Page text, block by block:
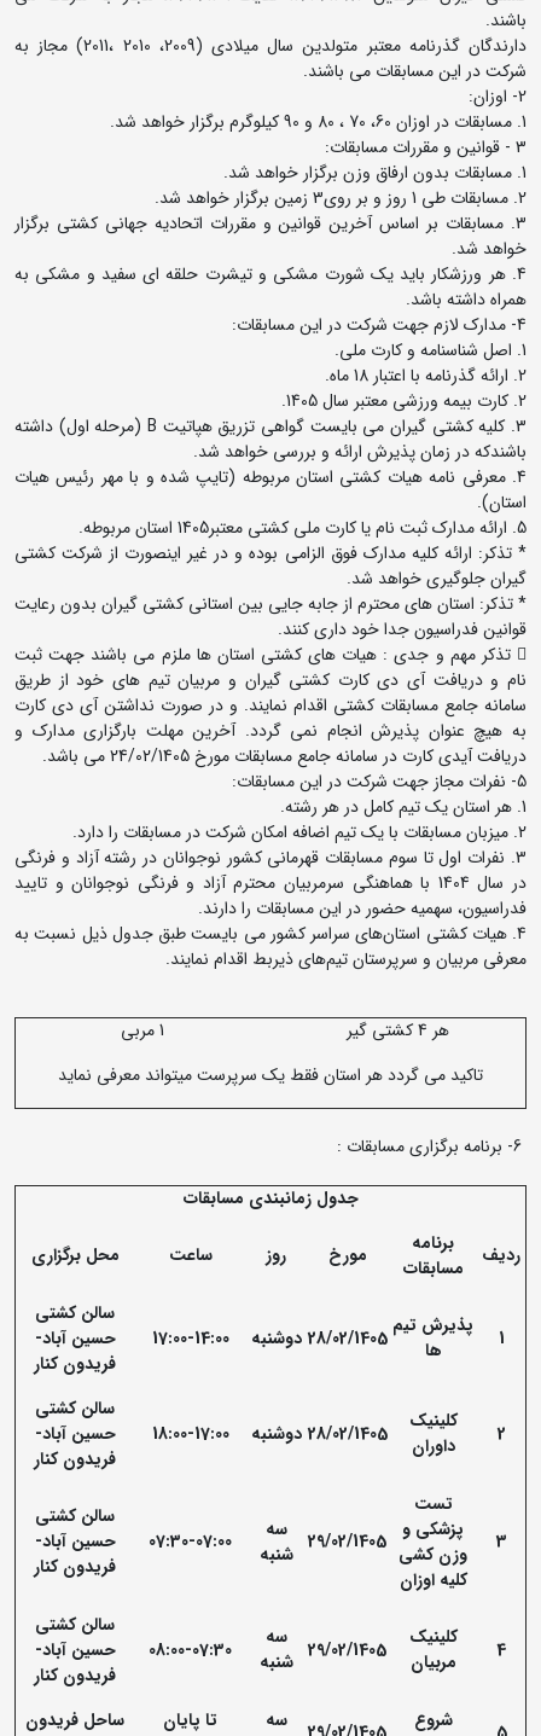
باشند.
دارندگان گذرنامه معتبر متولدین سال میلادی (2009، 2010 ،2011) مجاز به
شرکت در این مسابقات می باشند.
2- اوزان:
1. مسابقات در اوزان 60، 70 ، 80 و 90 کیلوگرم برگزار خواهد شد.
3 - قوانین و مقررات مسابقات:
1. مسابقات بدون ارفاق وزن برگزار خواهد شد.
2. مسابقات طی 1 روز و بر روی3 زمین برگزار خواهد شد.
3. مسابقات بر اساس آخرین قوانین و مقررات اتحادیه جهانی کشتی برگزار
خواهد شد.
4. هر ورزشکار باید یک شورت مشکی و تیشرت حلقه ای سفید و مشکی به
همراه داشته باشد.
4- مدارک لازم جهت شرکت در این مسابقات:
1. اصل شناسنامه و کارت ملی.
2. ارائه گذرنامه با اعتبار 18 ماه.
2. کارت بیمه ورزشی معتبر سال 1405.
3. کلیه کشتی گیران می بایست گواهی تزریق هپاتیت B (مرحله اول) داشته
باشندکه در زمان پذیرش ارائه و بررسی خواهد شد.
4. معرفی نامه هیات کشتی استان مربوطه (تایپ شده و با مهر رئیس هیات
استان).
5. ارائه مدارک ثبت نام یا کارت ملی کشتی معتبر1405 استان مربوطه.
* تذکر: ارائه کلیه مدارک فوق الزامی بوده و در غیر اینصورت از شرکت کشتی
گیران جلوگیری خواهد شد.
* تذکر: استان های محترم از جابه جایی بین استانی کشتی گیران بدون رعایت
قوانین فدراسیون جدا خود داری کنند.
 تذکر مهم و جدی : هیات های کشتی استان ها ملزم می باشند جهت ثبت
نام و دریافت آی دی کارت کشتی گیران و مربیان تیم های خود از طریق
سامانه جامع مسابقات کشتی اقدام نمایند. و در صورت نداشتن آی دی کارت
به هیچ عنوان پذیرش انجام نمی گردد. آخرین مهلت بارگزاری مدارک و
دریافت آیدی کارت در سامانه جامع مسابقات مورخ 24/02/1405 می باشد.
5- نفرات مجاز جهت شرکت در این مسابقات:
1. هر استان یک تیم کامل در هر رشته.
2. میزبان مسابقات با یک تیم اضافه امکان شرکت در مسابقات را دارد.
3. نفرات اول تا سوم مسابقات قهرمانی کشور نوجوانان در رشته آزاد و فرنگی
در سال 1404 با هماهنگی سرمربیان محترم آزاد و فرنگی نوجوانان و تایید
فدراسیون، سهمیه حضور در این مسابقات را دارند.
4. هیات‌ کشتی استان‌های سراسر کشور می بایست طبق جدول ذیل نسبت به
معرفی مربیان و سرپرستان تیم‌های ذیربط اقدام نمایند.
هر 4 کشتی گیر
1 مربی
تاکید می گردد هر استان فقط یک سرپرست میتواند معرفی نماید
جدول زمانبندی مسابقات
ردیف
برنامه
مسابقات
مورخ روز ساعت محل برگزاری
1
پذیرش تیم
ها
28/02/1405 دوشنبه 17:00-14:00
سالن کشتی
حسین آباد-
فریدون کنار
2
کلینیک
داوران
28/02/1405 دوشنبه 18:00-17:00
سالن کشتی
حسین آباد-
فریدون کنار
3
تست
پزشکی و
وزن کشی
کلیه اوزان
29/02/1405
سه
شنبه
07:30-07:00
سالن کشتی
حسین آباد-
فریدون کنار
4
کلینیک
مربیان
29/02/1405
سه
شنبه
08:00-07:30
سالن کشتی
حسین آباد-
فریدون کنار
شروع
سه
تا پایان
ساحل فریدون